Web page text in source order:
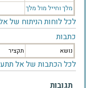
מלך וחייל מול מלך
לכל לוחות הניתוח של
כתבות
נושא תקציר
לכל הכתבות של אל
תגובות